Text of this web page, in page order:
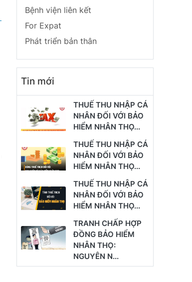
Bệnh viện liên kết
For Expat
Phát triển bản thân
Tin mới
THUẾ THU NHẬP CÁ
NHÂN ĐỐI VỚI BẢO
HIỂM NHÂN THỌ...
THUẾ THU NHẬP CÁ
NHÂN ĐỐI VỚI BẢO
HIỂM NHÂN THỌ...
THUẾ THU NHẬP CÁ
NHÂN ĐỐI VỚI BẢO
HIỂM NHÂN THỌ...
TRANH CHẤP HỢP
ĐỒNG BẢO HIỂM
NHÂN THỌ:
NGUYÊN N...